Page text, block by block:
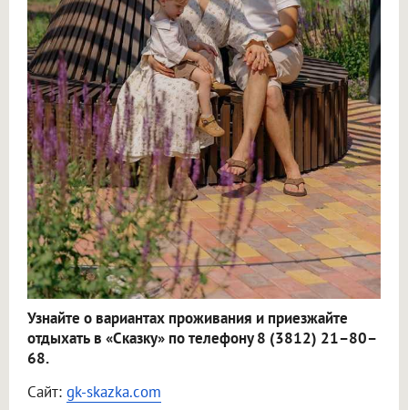
Узнайте о вариантах проживания и приезжайте
отдыхать в «Сказку» по телефону 8 (3812) 21–80–
68.
Сайт: gk-skazka.com